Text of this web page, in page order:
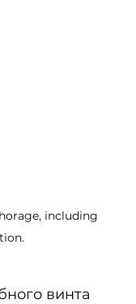
including
винта